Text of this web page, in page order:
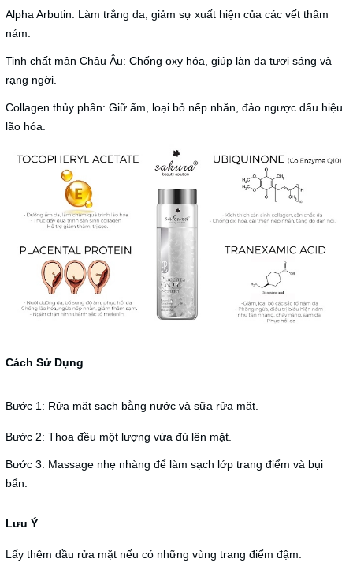
Alpha Arbutin: Làm trắng da, giảm sự xuất hiện của các vết thâm
nám.
Tinh chất mận Châu Âu: Chống oxy hóa, giúp làn da tươi sáng và
rạng ngời.
Collagen thủy phân: Giữ ẩm, loại bỏ nếp nhăn, đảo ngược dấu hiệu
lão hóa.
Cách Sử Dụng
Bước 1: Rửa mặt sạch bằng nước và sữa rửa mặt.
Bước 2: Thoa đều một lượng vừa đủ lên mặt.
Bước 3: Massage nhẹ nhàng để làm sạch lớp trang điểm và bụi
bẩn.
Lưu Ý
Lấy thêm dầu rửa mặt nếu có những vùng trang điểm đậm.